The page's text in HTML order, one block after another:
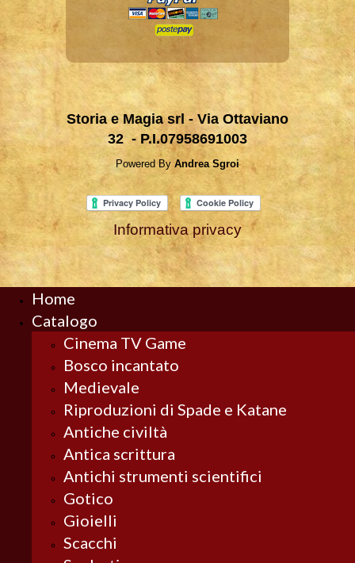
Storia e Magia srl - Via Ottaviano
32 - P.I.07958691003
Powered By Andrea Sgroi
Informativa privacy
Home
Catalogo
Cinema TV Game
Bosco incantato
Medievale
Riproduzioni di Spade e Katane
Antiche civiltà
Antica scrittura
Antichi strumenti scientifici
Gotico
Gioielli
Scacchi